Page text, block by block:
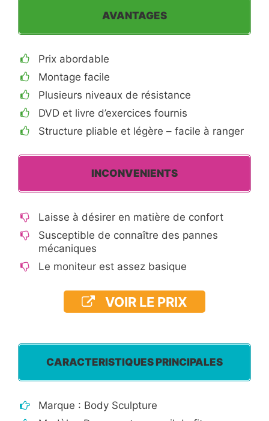
AVANTAGES
Prix abordable
Montage facile
Plusieurs niveaux de résistance
DVD et livre d’exercices fournis
Structure pliable et légère – facile à ranger
INCONVENIENTS
Laisse à désirer en matière de confort
Susceptible de connaître des pannes
mécaniques
Le moniteur est assez basique
VOIR LE PRIX
CARACTERISTIQUES PRINCIPALES
Marque : Body Sculpture